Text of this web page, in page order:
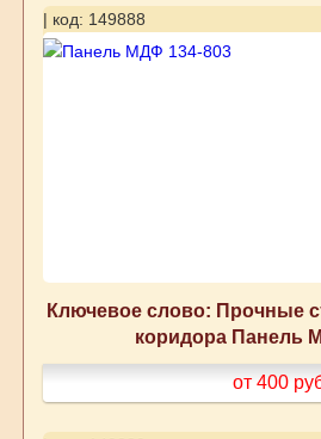
| код: 149888
Ключевое слово: Прочные
коридора Панель
от 400